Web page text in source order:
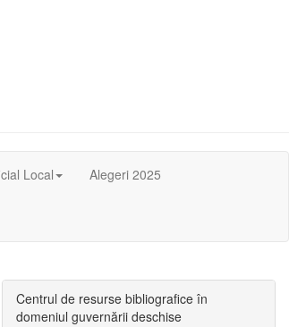
Local Alegeri 2025
Centrul de resurse bibliografice în
domeniul guvernării deschise